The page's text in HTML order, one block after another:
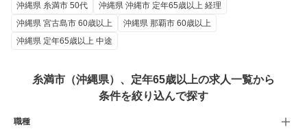
沖縄県 糸満市 50代
沖縄県 沖縄市 定年65歳以上 経理
沖縄県 宮古島市 60歳以上
沖縄県 那覇市 60歳以上
沖縄県 定年65歳以上 中途
糸満市（沖縄県）、定年65歳以上の求人一覧から
条件を絞り込んで探す
職種